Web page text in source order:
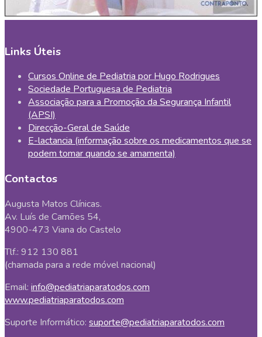
Links Úteis
Cursos Online de Pediatria por Hugo Rodrigues
Sociedade Portuguesa de Pediatria
Associação para a Promoção da Segurança Infantil
(APSI)
Direcção-Geral de Saúde
E-lactancia (informação sobre os medicamentos que se
podem tomar quando se amamenta)
Contactos
Augusta Matos Clínicas.
Av. Luís de Camões 54,
4900-473 Viana do Castelo
Tlf.: 912 130 881
(chamada para a rede móvel nacional)
Email: info@pediatriaparatodos.com
www.pediatriaparatodos.com
Suporte Informático: suporte@pediatriaparatodos.com